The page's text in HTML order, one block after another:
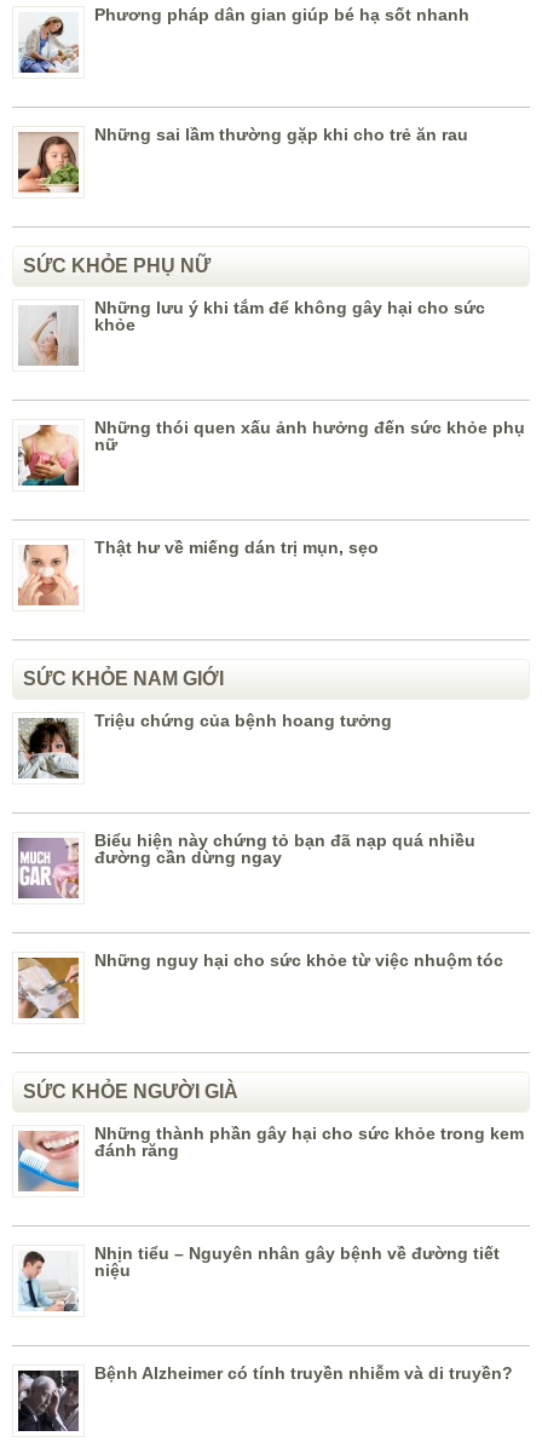
Phương pháp dân gian giúp bé hạ sốt nhanh
Những sai lầm thường gặp khi cho trẻ ăn rau
SỨC KHỎE PHỤ NỮ
Những lưu ý khi tắm để không gây hại cho sức
khỏe
Những thói quen xấu ảnh hưởng đến sức khỏe phụ
nữ
Thật hư về miếng dán trị mụn, sẹo
SỨC KHỎE NAM GIỚI
Triệu chứng của bệnh hoang tưởng
Biểu hiện này chứng tỏ bạn đã nạp quá nhiều
đường cần dừng ngay
Những nguy hại cho sức khỏe từ việc nhuộm tóc
SỨC KHỎE NGƯỜI GIÀ
Những thành phần gây hại cho sức khỏe trong kem
đánh răng
Nhịn tiểu – Nguyên nhân gây bệnh về đường tiết
niệu
Bệnh Alzheimer có tính truyền nhiễm và di truyền?